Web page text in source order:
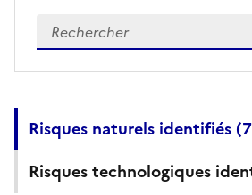
Veuillez renseigner votre
Risques naturels identifiés (7
Risques technologiques